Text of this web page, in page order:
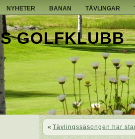
NYHETER BANAN TÄVLINGAR
GOLFKLUBB
« Tävlingssäsongen har